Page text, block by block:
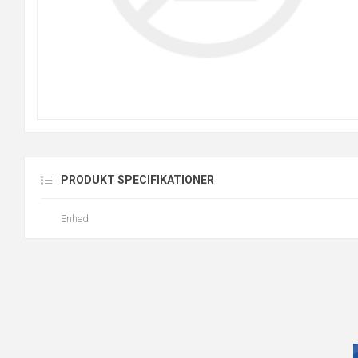
PRODUKT SPECIFIKATIONER
Enhed